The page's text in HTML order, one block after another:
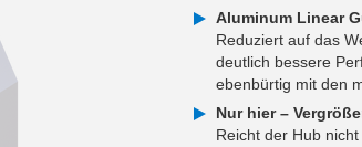
Aluminum Linear
Reduziert auf das
deutlich bessere
ebenbürtig mit den
Nur hier –
Reicht der Hub